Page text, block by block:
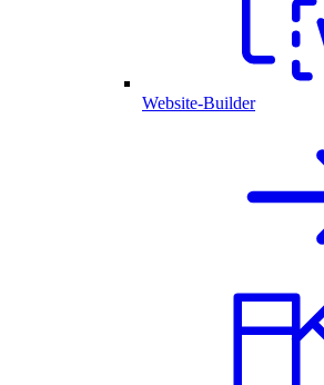
Website-Builder